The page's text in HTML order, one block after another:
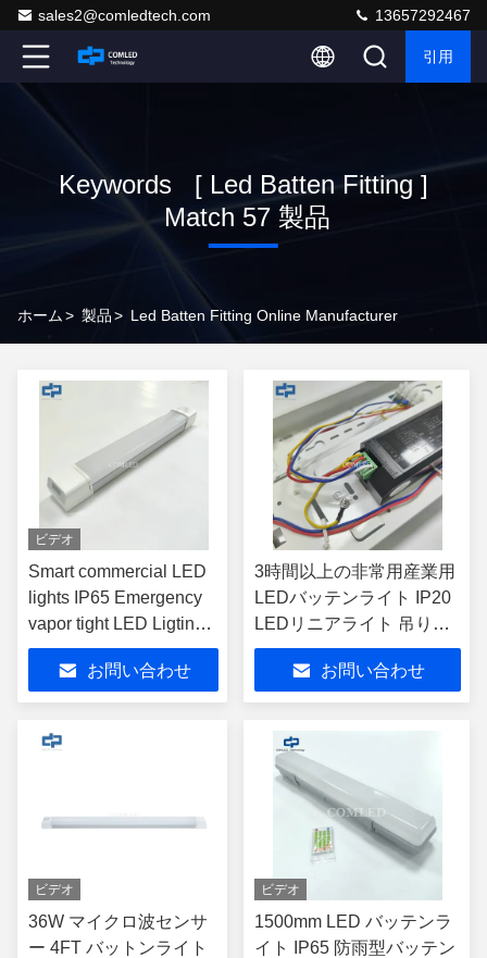
sales2@comledtech.com 13657292467
引用
Keywords [ Led Batten Fitting ]
Match 57 製品
ホーム> 製品> Led Batten Fitting Online Manufacturer
ビデオ
Smart commercial LED
lights IP65 Emergency
vapor tight LED Ligting
Fixture 1500mm LED
Batten Light Fitting For
Industrial Lighting
お問い合わせ
3時間以上の非常用産業用
LEDバッテンライト IP20
LEDリニアライト 吊り下
げ設置用駐車場照明器具
110-140lm/w 非常用リニ
アライト
お問い合わせ
ビデオ
36W マイクロ波センサ
ー 4FT バットンライト
ビデオ
1500mm LED バッテンラ
イト IP65 防雨型バッテン